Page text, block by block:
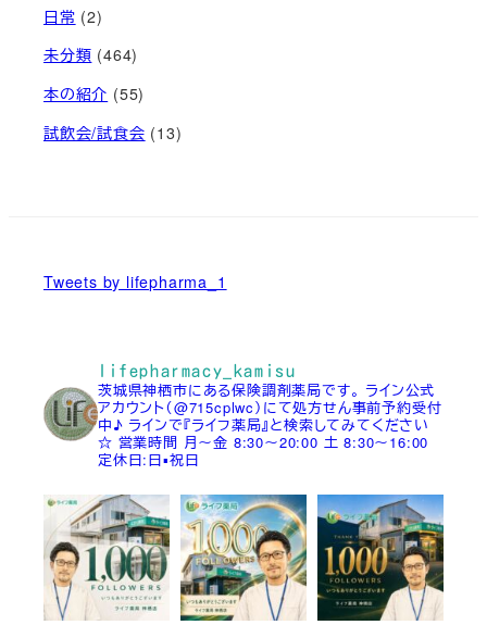
日常 (2)
未分類 (464)
本の紹介 (55)
試飲会/試食会 (13)
Tweets by lifepharma_1
lifepharmacy_kamisu
茨城県神栖市にある保険調剤薬局です。 ライン公式
アカウント（@715cplwc）にて処方せん事前予約受付
中♪ ラインで『ライフ薬局』と検索してみてください
☆ 営業時間 月～金 8:30～20:00 土 8:30～16:00
定休日:日▪祝日